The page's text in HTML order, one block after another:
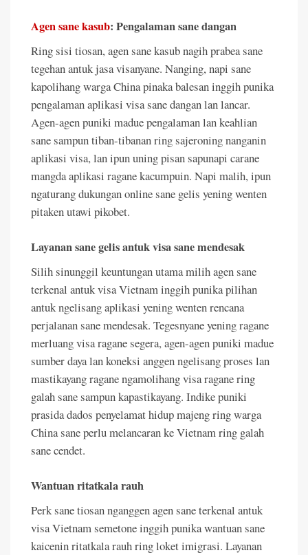
Agen sane kasub: Pengalaman sane dangan
Ring sisi tiosan, agen sane kasub nagih prabea sane
tegehan antuk jasa visanyane. Nanging, napi sane
kapolihang warga China pinaka balesan inggih punika
pengalaman aplikasi visa sane dangan lan lancar.
Agen-agen puniki madue pengalaman lan keahlian
sane sampun tiban-tibanan ring sajeroning nanganin
aplikasi visa, lan ipun uning pisan sapunapi carane
mangda aplikasi ragane kacumpuin. Napi malih, ipun
ngaturang dukungan online sane gelis yening wenten
pitaken utawi pikobet.
Layanan sane gelis antuk visa sane mendesak
Silih sinunggil keuntungan utama milih agen sane
terkenal antuk visa Vietnam inggih punika pilihan
antuk ngelisang aplikasi yening wenten rencana
perjalanan sane mendesak. Tegesnyane yening ragane
merluang visa ragane segera, agen-agen puniki madue
sumber daya lan koneksi anggen ngelisang proses lan
mastikayang ragane ngamolihang visa ragane ring
galah sane sampun kapastikayang. Indike puniki
prasida dados penyelamat hidup majeng ring warga
China sane perlu melancaran ke Vietnam ring galah
sane cendet.
Wantuan ritatkala rauh
Perk sane tiosan nganggen agen sane terkenal antuk
visa Vietnam semetone inggih punika wantuan sane
kaicenin ritatkala rauh ring loket imigrasi. Layanan